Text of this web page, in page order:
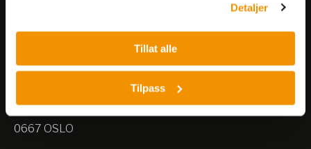
Detaljer
Tillat alle
Tilpass
Nils Hansens vei 8
0667 OSLO